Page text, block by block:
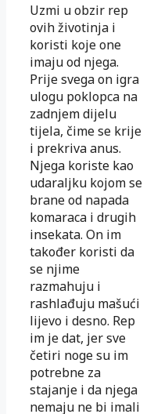
Uzmi u obzir rep
ovih životinja i
koristi koje one
imaju od njega.
Prije svega on igra
ulogu poklopca na
zadnjem dijelu
tijela, čime se krije
i prekriva anus.
Njega koriste kao
udaraljku kojom se
brane od napada
komaraca i drugih
insekata. On im
također koristi da
se njime
razmahuju i
rashlađuju mašući
lijevo i desno. Rep
im je dat, jer sve
četiri noge su im
potrebne za
stajanje i da njega
nemaju ne bi imali